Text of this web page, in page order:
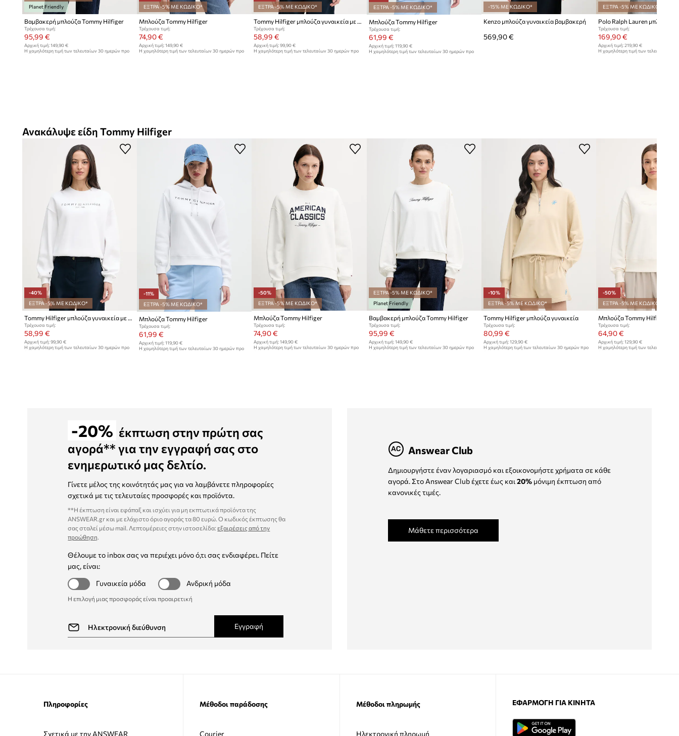
Planet Friendly
Βαμβακερή μπλούζα Tommy Hilfiger
Τρέχουσα τιμή:
95,99 €
Αρχική τιμή: 149,90 €
Η χαμηλότερη τιμή των τελευταίων 30 ημερών προ
ΕΞΤΡΑ -5% ΜΕ ΚΩΔΙΚΟ*
Μπλούζα Tommy Hilfiger
Τρέχουσα τιμή:
74,90 €
Αρχική τιμή:149,90 €
Η χαμηλότερη τιμή των τελευταίων 30 ημερών προ
ΕΞΤΡΑ -5% ΜΕ ΚΩΔΙΚΟ*
Τρέχουσα τιμή:
58,99 €
Αρχική τιμή: 99,90 €
Η χαμηλότερη τιμή των τελευταίων 30 ημερών προ
ΕΞΤΡΑ -5% ΜΕ ΚΩΔΙΚΟ*
Μπλούζα Tommy Hilfiger
Τρέχουσα τιμή:
61,99 €
Αρχική τιμή: 119,90 €
Η χαμηλότερη τιμή των τελευταίων 30 ημερών προ
-15% ΜΕ ΚΩΔΙΚΟ*
Kenzo μπλούζα γυναικεία βαμβακερή
569,90 €
ΕΞΤΡΑ -5% ΜΕ ΚΩΔΙΚΟ*
Τρέχουσα τιμή:
169,90 €
Αρχική τιμή: 219,90 €
Η χαμηλότερη τιμή των τελευταίων
Ανακάλυψε είδη Tommy Hilfiger
-40%
ΕΞΤΡΑ -5% ΜΕ ΚΩΔΙΚΟ*
Tommy Hilfiger μπλούζα γυναικεία με βαμβάκι
Τρέχουσα τιμή:
58,99 €
Αρχική τιμή: 99,90 €
Η χαμηλότερη τιμή των τελευταίων 30 ημερών προ
-11%
ΕΞΤΡΑ -5% ΜΕ ΚΩΔΙΚΟ*
Μπλούζα Tommy Hilfiger
Τρέχουσα τιμή:
61,99 €
Αρχική τιμή:119,90 €
Η χαμηλότερη τιμή των τελευταίων 30 ημερών προ
-50%
ΕΞΤΡΑ -5% ΜΕ ΚΩΔΙΚΟ*
Μπλούζα Tommy Hilfiger
Τρέχουσα τιμή:
74,90 €
Αρχική τιμή: 149,90 €
Η χαμηλότερη τιμή των τελευταίων 30 ημερών προ
ΕΞΤΡΑ -5% ΜΕ ΚΩΔΙΚΟ*
Planet Friendly
Βαμβακερή μπλούζα Tommy Hilfiger
Τρέχουσα τιμή:
95,99 €
Αρχική τιμή: 149,90 €
Η χαμηλότερη τιμή των τελευταίων 30 ημερών προ
-10%
ΕΞΤΡΑ -5% ΜΕ ΚΩΔΙΚΟ*
Tommy Hilfiger μπλούζα γυναικεία
Τρέχουσα τιμή:
80,99 €
Αρχική τιμή:129,90 €
Η χαμηλότερη τιμή των τελευταίων 30 ημερών προ
-50%
ΕΞΤΡΑ -5% ΜΕ ΚΩΔΙΚΟ*
Μπλούζα Tommy Hilfiger
Τρέχουσα τιμή:
64,90 €
Αρχική τιμή: 129,90 €
Η χαμηλότερη τιμή των τελευταίων
-20% έκπτωση στην πρώτη σας
αγορά** για την εγγραφή σας στο
ενημερωτικό μας δελτίο.
Γίνετε μέλος της κοινότητάς μας για να λαμβάνετε πληροφορίες
σχετικά με τις τελευταίες προσφορές και προϊόντα.
**Η έκπτωση είναι εφάπαξ και ισχύει για μη εκπτωτικά προϊόντα της
ANSWEAR.gr και με ελάχιστο όριο αγοράς τα 80 ευρώ. Ο κωδικός έκπτωσης θα
σας σταλεί μέσω mail. Λεπτομέρειες στην ιστοσελίδα:εξαιρέσεις από την
προώθηση.
Θέλουμε το inbox σας να περιέχει μόνο ό,τι σας ενδιαφέρει. Πείτε
μας, είναι:
Γυναικεία μόδα
Ανδρική μόδα
Η επιλογή μιας προσφοράς είναι προαιρετική
Εγγραφή
Answear Club
Δημιουργήστε έναν λογαριασμό και εξοικονομήστε χρήματα σε κάθε
αγορά. Στο Answear Club έχετε έως και 20%μόνιμη έκπτωση από
κανονικές τιμές.
Μάθετε περισσότερα
Πληροφορίες
Σχετικά με την ANSWEAR
Μέθοδοι παράδοσης
Courier
Μέθοδοι πληρωμής
Ηλεκτρονική πληρωμή
ΕΦΑΡΜΟΓΉ ΓΙΑ ΚΙΝΗΤΆ